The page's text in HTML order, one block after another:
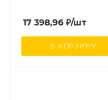
17 398,96 ₽/шт
В КОРЗИНУ